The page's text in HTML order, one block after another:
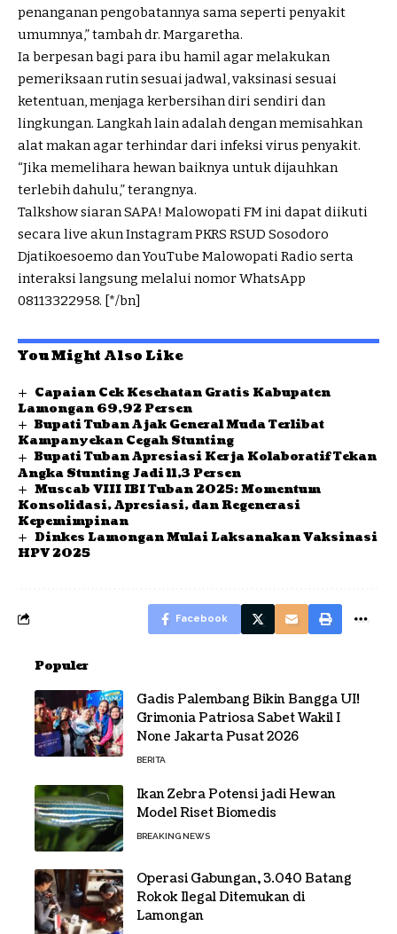
penanganan pengobatannya sama seperti penyakit
umumnya,” tambah dr. Margaretha.
Ia berpesan bagi para ibu hamil agar melakukan
pemeriksaan rutin sesuai jadwal, vaksinasi sesuai
ketentuan, menjaga kerbersihan diri sendiri dan
lingkungan. Langkah lain adalah dengan memisahkan
alat makan agar terhindar dari infeksi virus penyakit.
“Jika memelihara hewan baiknya untuk dijauhkan
terlebih dahulu,” terangnya.
Talkshow siaran SAPA! Malowopati FM ini dapat diikuti
secara live akun Instagram PKRS RSUD Sosodoro
Djatikoesoemo dan YouTube Malowopati Radio serta
interaksi langsung melalui nomor WhatsApp
08113322958. [*/bn]
You Might Also Like
Capaian Cek Kesehatan Gratis Kabupaten
Lamongan 69,92 Persen
Bupati Tuban Ajak General Muda Terlibat
Kampanyekan Cegah Stunting
Bupati Tuban Apresiasi Kerja Kolaboratif Tekan
Angka Stunting Jadi 11,3 Persen
Muscab VIII IBI Tuban 2025: Momentum
Konsolidasi, Apresiasi, dan Regenerasi
Kepemimpinan
Dinkes Lamongan Mulai Laksanakan Vaksinasi
HPV 2025
Facebook
Populer
Gadis Palembang Bikin Bangga UI!
Grimonia Patriosa Sabet Wakil I
None Jakarta Pusat 2026
BERITA
Ikan Zebra Potensi jadi Hewan
Model Riset Biomedis
BREAKING NEWS
Operasi Gabungan, 3.040 Batang
Rokok Ilegal Ditemukan di
Lamongan